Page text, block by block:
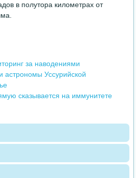
в полутора километрах от
за наводениями
астрономы Уссурийской
сказывается на иммунитете